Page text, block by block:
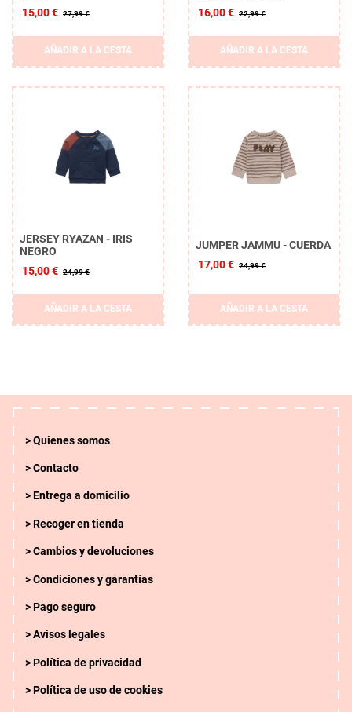
15,00 € 27,99 €
AÑADIR A LA CESTA
16,00 € 22,99 €
AÑADIR A LA CESTA
JERSEY RYAZAN - IRIS
NEGRO
15,00 € 24,99 €
AÑADIR A LA CESTA
JUMPER JAMMU - CUERDA
17,00 € 24,99 €
AÑADIR A LA CESTA
Quienes somos
Contacto
Entrega a domicilio
Recoger en tienda
Cambios y devoluciones
Condiciones y garantías
Pago seguro
Avisos legales
Política de privacidad
Política de uso de cookies